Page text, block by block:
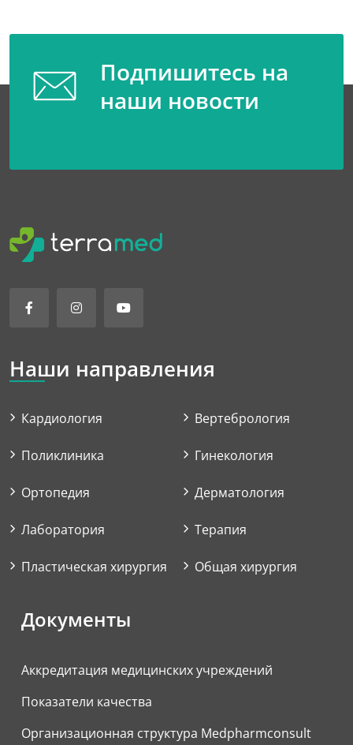
Подпишитесь на
наши новости
Наши направления
Кардиология
Поликлиника
Ортопедия
Лаборатория
Пластическая хирургия
Вертебрология
Гинекология
Дерматология
Терапия
Общая хирургия
Документы
Аккредитация медицинских учреждений
Показатели качества
Организационная структура Medpharmconsult